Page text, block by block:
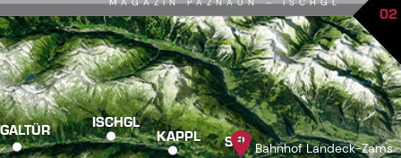
02
GALTÜR ISCHGL
KAPPL SEE Bahnhof Landeck-Zams